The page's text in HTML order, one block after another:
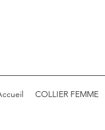
COLLIER FEMME